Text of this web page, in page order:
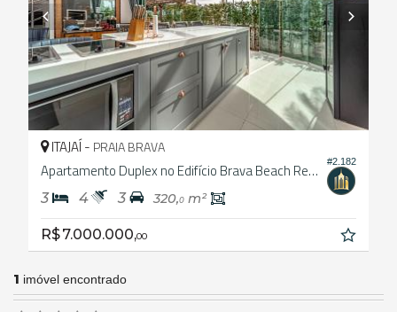
#2.182
ITAJAÍ - PRAIA BRAVA
Apartamento Duplex no Edifício Brava Beach Reserva Aroeira.
3 4 3 320,0 m²
R$ 7.000.000,00
1 imóvel encontrado